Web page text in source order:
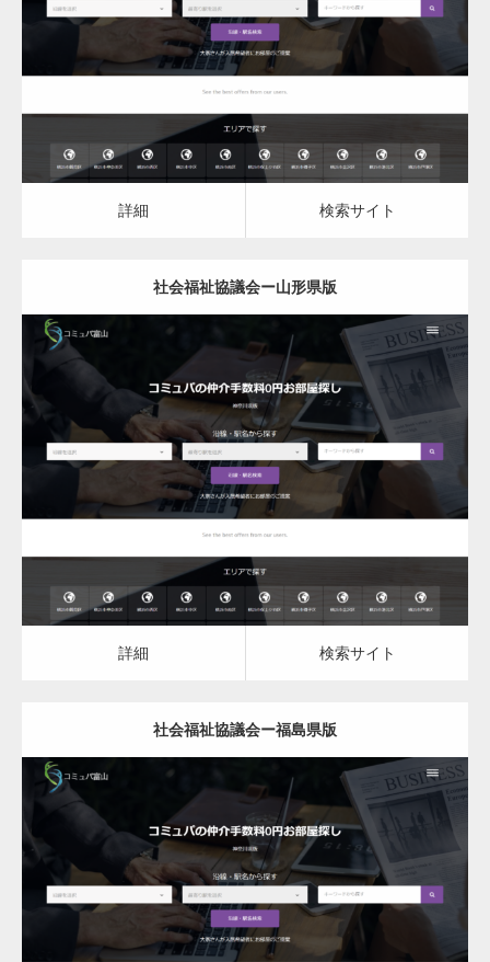
社会福祉協議会
詳細 検索サイト
詳細 検索サイト
社会福祉協議会ー山形県版
更新日： 2023.03.10
社会福祉協議会
詳細 検索サイト
詳細 検索サイト
社会福祉協議会ー福島県版
更新日： 2023.03.10
社会福祉協議会
詳細 検索サイト
変幻自在、あらゆる業種に対応可能な新しい
カスタム投稿タイプ実…
一般社団法人高齢者支援協会がコミュパ.com
通常投稿